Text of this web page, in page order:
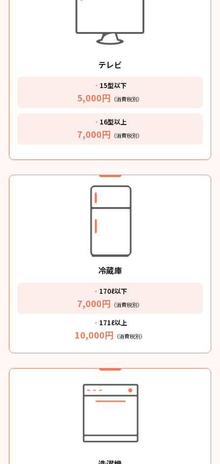
テレビ
・ 15型以下
5,000円 （消費税別）
・ 16型以上
7,000円 （消費税別）
冷蔵庫
・ 170ℓ以下
7,000円 （消費税別）
・ 171ℓ以上
10,000円 （消費税別）